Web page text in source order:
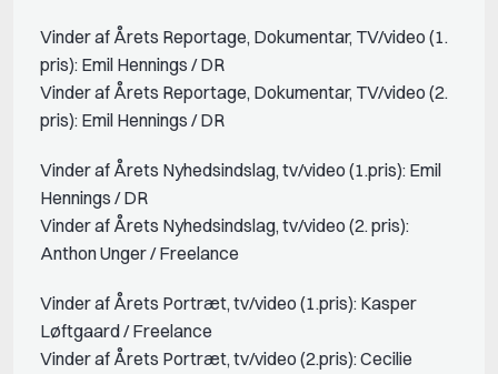
Vinder af Årets Reportage, Dokumentar, TV/video (1.
pris): Emil Hennings / DR
Vinder af Årets Reportage, Dokumentar, TV/video (2.
pris): Emil Hennings / DR
Vinder af Årets Nyhedsindslag, tv/video (1.pris): Emil
Hennings / DR
Vinder af Årets Nyhedsindslag, tv/video (2. pris):
Anthon Unger / Freelance
Vinder af Årets Portræt, tv/video (1.pris): Kasper
Løftgaard / Freelance
Vinder af Årets Portræt, tv/video (2.pris): Cecilie